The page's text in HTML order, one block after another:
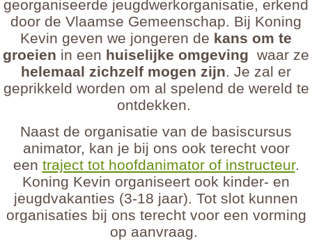
georganiseerde jeugdwerkorganisatie, erkend
door de Vlaamse Gemeenschap. Bij Koning
Kevin geven we jongeren de kans om te
groeien in een huiselijke omgeving waar ze
helemaal zichzelf mogen zijn. Je zal er
geprikkeld worden om al spelend de wereld te
ontdekken.
Naast de organisatie van de basiscursus
animator, kan je bij ons ook terecht voor
een traject tot hoofdanimator of instructeur.
Koning Kevin organiseert ook kinder- en
jeugdvakanties (3-18 jaar). Tot slot kunnen
organisaties bij ons terecht voor een vorming
op aanvraag.